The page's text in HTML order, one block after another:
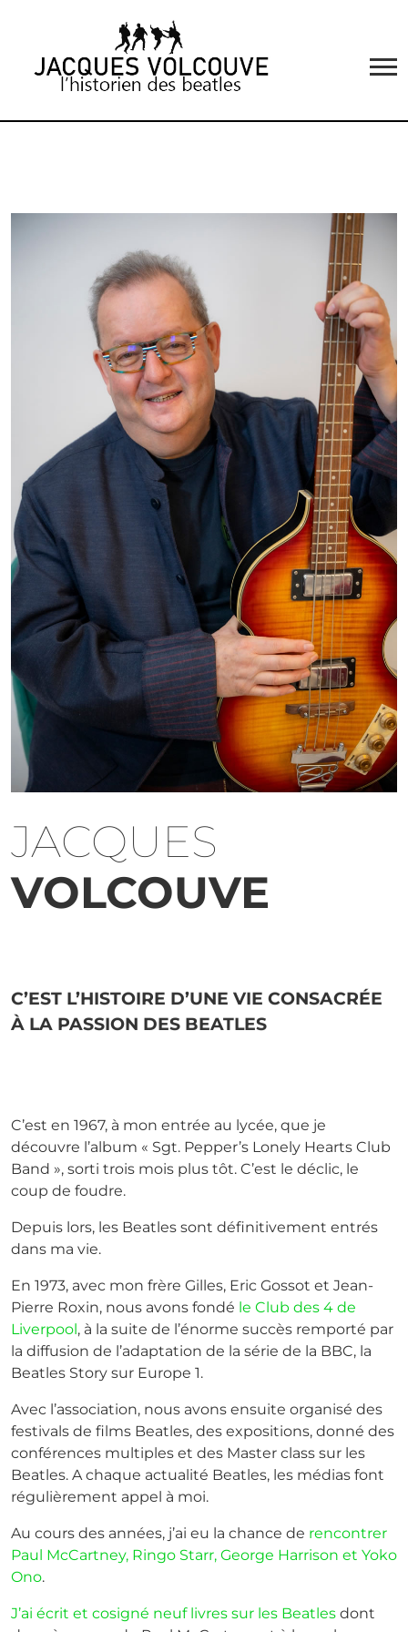
JACQUES
VOLCOUVE
C’EST L’HISTOIRE D’UNE VIE CONSACRÉE
À LA PASSION DES BEATLES
C’est en 1967, à mon entrée au lycée, que je
découvre l’album « Sgt. Pepper’s Lonely Hearts Club
Band », sorti trois mois plus tôt. C’est le déclic, le
coup de foudre.
Depuis lors, les Beatles sont définitivement entrés
dans ma vie.
En 1973, avec mon frère Gilles, Eric Gossot et Jean-
Pierre Roxin, nous avons fondé le Club des 4 de
Liverpool, à la suite de l’énorme succès remporté par
la diffusion de l’adaptation de la série de la BBC, la
Beatles Story sur Europe 1.
Avec l’association, nous avons ensuite organisé des
festivals de films Beatles, des expositions, donné des
conférences multiples et des Master class sur les
Beatles. A chaque actualité Beatles, les médias font
régulièrement appel à moi.
Au cours des années, j’ai eu la chance de rencontrer
Paul McCartney, Ringo Starr, George Harrison et Yoko
Ono.
J’ai écrit et cosigné neuf livres sur les Beatles dont